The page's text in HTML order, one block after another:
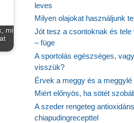
mi
leves
Milyen olajokat használjunk
Jót tesz a csontoknak és
– füge
A sportolás egészséges,
visszük?
Érvek a meggy és a meggylé
Miért előnyös, ha sötét
A szeder rengeteg
chiapudingrecepttel